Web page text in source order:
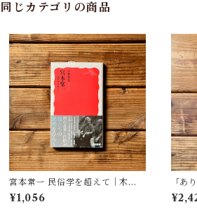
同じカテゴリの商品
宮本常一 民俗学を超えて｜木村
哲也
¥1,056
「あ
が描